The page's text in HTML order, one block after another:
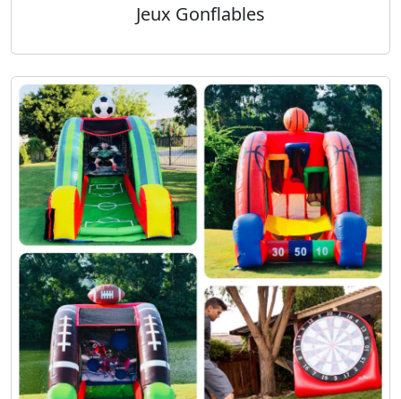
Jeux Gonflables